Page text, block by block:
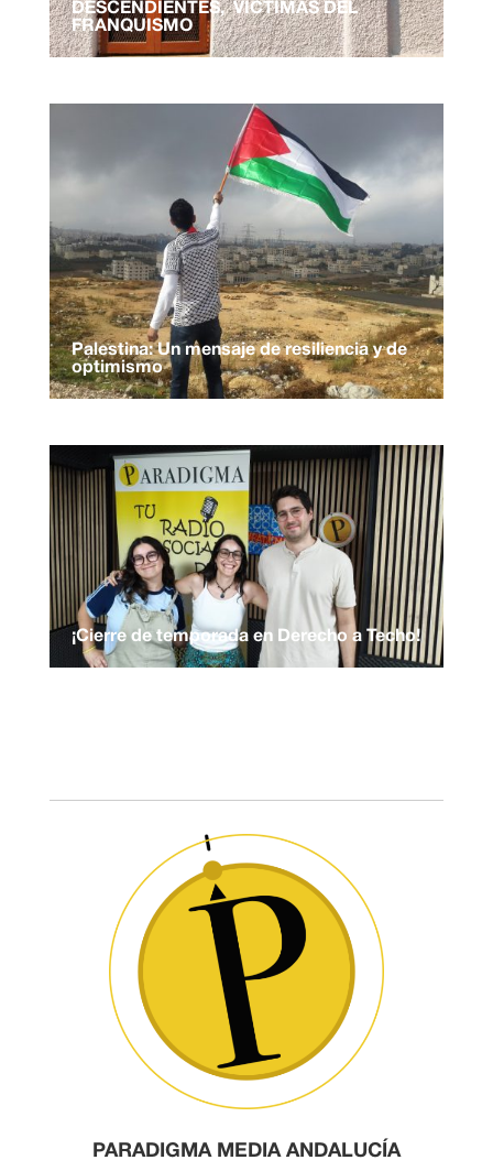
DESCENDIENTES, VÍCTIMAS DEL
FRANQUISMO
Palestina: Un mensaje de resiliencia y de
optimismo
¡Cierre de temporada en Derecho a Techo!
PARADIGMA MEDIA ANDALUCÍA